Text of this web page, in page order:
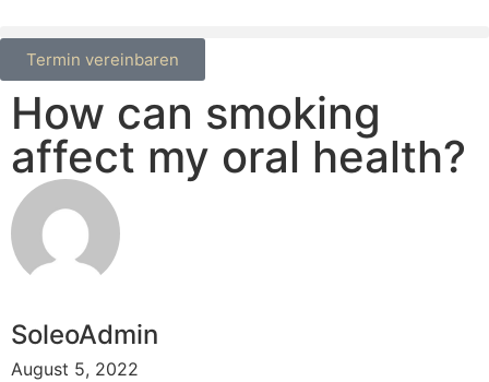
Termin vereinbaren
How can smoking
affect my oral health?
SoleoAdmin
August 5, 2022